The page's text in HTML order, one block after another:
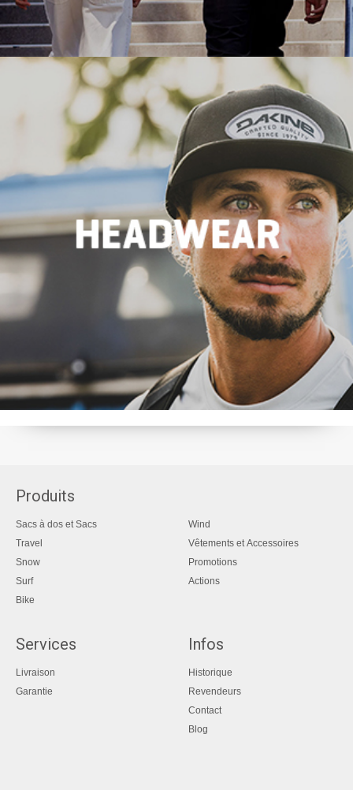
Produits
Sacs à dos et Sacs
Travel
Snow
Surf
Bike
Wind
Vêtements et Accessoires
Promotions
Actions
Services
Livraison
Garantie
Infos
Historique
Revendeurs
Contact
Blog